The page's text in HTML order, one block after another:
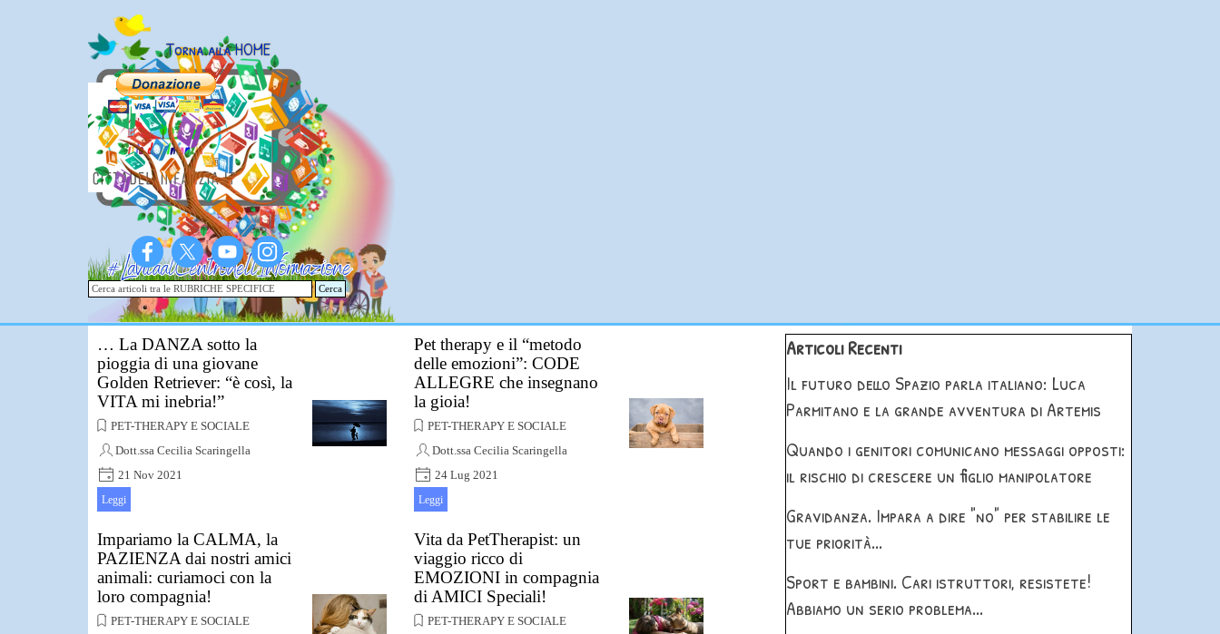
Torna alla HOME
Cerca
… La DANZA sotto la
pioggia di una giovane
Golden Retriever: “è così, la
VITA mi inebria!”
PET-THERAPY E SOCIALE
Dott.ssa Cecilia Scaringella
21 Nov 2021
Tutto è lucido, affondo le mie zampe
nelle pozzanghere, anche una leccatina
fa bene al mio bagno sensoriale,
addento le fontanelle
Leggi
Pet therapy e il “metodo
delle emozioni”: CODE
ALLEGRE che insegnano
la gioia!
PET-THERAPY E SOCIALE
Dott.ssa Cecilia Scaringella
24 Lug 2021
I progetti di Terapia e Attività Assistite
con gli Animali (AAT e TAA) possono
svilupparsi in ambito educativo
Leggi
Impariamo la CALMA, la
PAZIENZA dai nostri amici
animali: curiamoci con la
loro compagnia!
PET-THERAPY E SOCIALE
Vita da PetTherapist: un
viaggio ricco di
EMOZIONI in compagnia
di AMICI Speciali!
PET-THERAPY E SOCIALE
Salta blocco Articoli Recenti
Articoli Recenti
Il futuro dello Spazio parla italiano: Luca
Parmitano e la grande avventura di Artemis
Quando i genitori comunicano messaggi opposti:
il rischio di crescere un figlio manipolatore
Gravidanza. Impara a dire "no" per stabilire le
tue priorità...
Sport e bambini. Cari istruttori, resistete!
Abbiamo un serio problema...